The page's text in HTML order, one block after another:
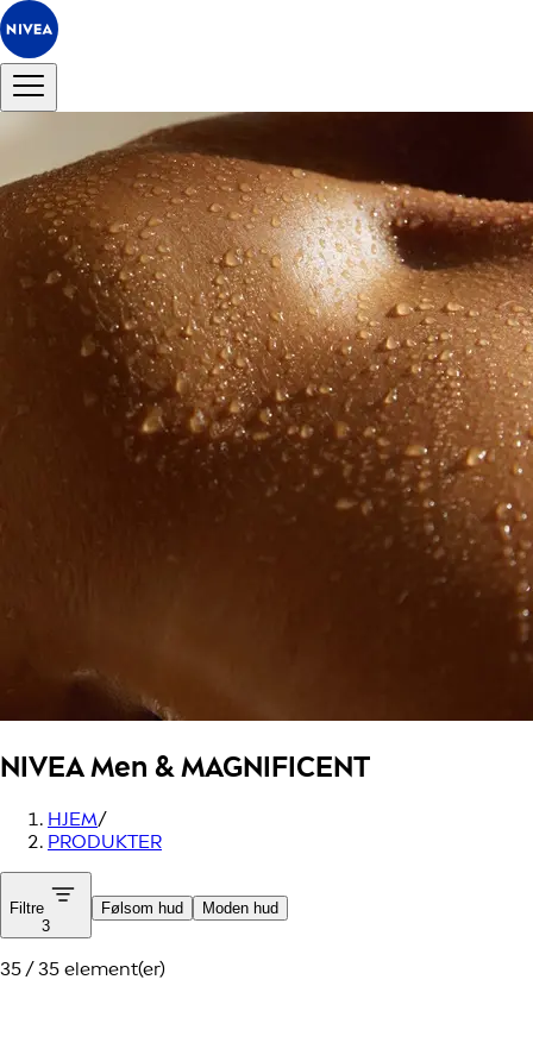
NIVEA Men & MAGNIFICENT
HJEM/
PRODUKTER
Filtre
3
Følsom hud Moden hud
35 / 35 element(er)